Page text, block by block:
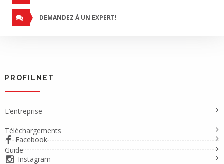
DEMANDEZ À UN EXPERT!
PROFILNET
L’entreprise
Téléchargements
Guide
Facebook
Instagram